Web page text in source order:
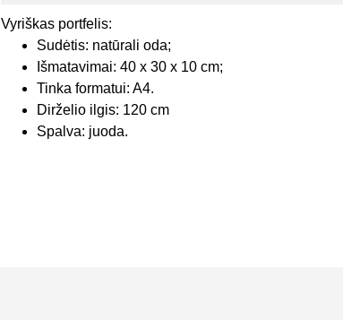
Vyriškas portfelis:
Sudėtis: natūrali oda;
Išmatavimai: 40 x 30 x 10 cm;
Tinka formatui: A4.
Dirželio ilgis: 120 cm
Spalva: juoda.